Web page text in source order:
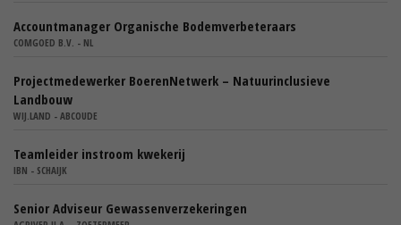
Accountmanager Organische Bodemverbeteraars
COMGOED B.V. - NL
Projectmedewerker BoerenNetwerk – Natuurinclusieve
Landbouw
WIJ.LAND - ABCOUDE
Teamleider instroom kwekerij
IBN - SCHAIJK
Senior Adviseur Gewassenverzekeringen